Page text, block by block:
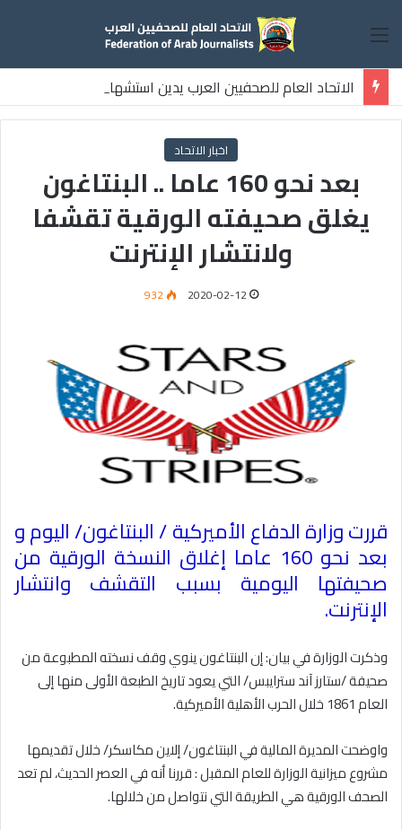
القائمة
الاتحاد العام للصحفيين العرب يدين استشهاد
ثلاثة صحفيين فلسطينيين باستهداف إسرائيلي وسط قطاع غزة
اخبار الاتحاد
بعد نحو 160 عاما .. البنتاغون
يغلق صحيفته الورقية تقشفا
ولانتشار الإنترنت
2020-02-12
932
قررت وزارة الدفاع الأميركية / البنتاغون/ اليوم و
بعد نحو 160 عاما إغلاق النسخة الورقية من
صحيفتها اليومية بسبب التقشف وانتشار
الإنترنت.
وذكرت الوزارة في بيان: إن البنتاغون ينوي وقف نسخته المطبوعة من
صحيفة /ستارز آند سترايبس/ التي يعود تاريخ الطبعة الأولى منها إلى
العام 1861 خلال الحرب الأهلية الأميركية
.
واوضحت المديرة المالية في البنتاغون/ إلاين مكاسكر/ خلال تقديمها
مشروع ميزانية الوزارة للعام المقبل : قررنا أنه في العصر الحديث، لم تعد
الصحف الورقية هي الطريقة التي نتواصل من خلالها.